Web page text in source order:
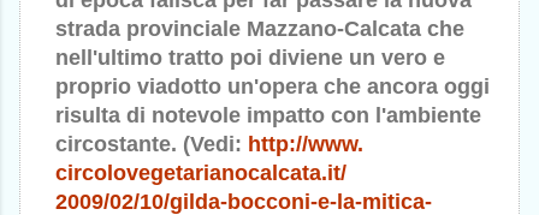
strada provinciale Mazzano-Calcata che
nell'ultimo tratto poi diviene un vero e
proprio viadotto un'opera che ancora oggi
risulta di notevole impatto con l'ambiente
circostante. (Vedi: http://www.
circolovegetarianocalcata.it/
2009/02/10/gilda-bocconi-e-la-mitica-